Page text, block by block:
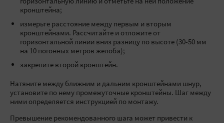
горизонтальную линию и отметьте на ней положение
кронштейна;
измерьте расстояние между первым и вторым
кронштейнами. Рассчитайте и отложите от
горизонтальной линии вниз разницу по высоте (30-50 мм
на 10 погонных метров желоба);
закрепите второй кронштейн.
Натяните между ближним и дальним кронштейнами шнур,
установите по нему промежуточные кронштейны. Шаг между
ними определяется инструкцией по монтажу.
Превышение рекомендованного шага может привести к